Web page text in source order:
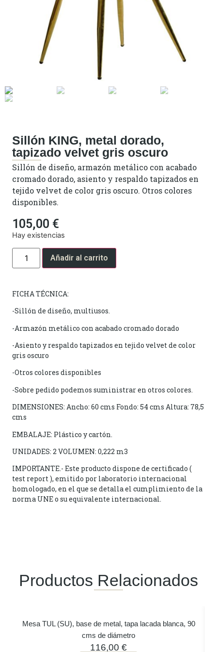
Sillón KING, metal dorado,
tapizado velvet gris oscuro
Sillón de diseño, armazón metálico con acabado
cromado dorado, asiento y respaldo tapizados en
tejido velvet de color gris oscuro. Otros colores
disponibles.
105,00 €
Hay existencias
Añadir al carrito
FICHA TÉCNICA:
-Sillón de diseño, multiusos.
-Armazón metálico con acabado cromado dorado
-Asiento y respaldo tapizados en tejido velvet de color
gris oscuro
-Otros colores disponibles
-Sobre pedido podemos suministrar en otros colores.
DIMENSIONES: Ancho: 60 cms Fondo: 54 cms Altura: 78,5
cms
EMBALAJE: Plástico y cartón.
UNIDADES: 2 VOLUMEN: 0,222 m3
IMPORTANTE.- Este producto dispone de certificado (
test report ), emitido por laboratorio internacional
homologado, en el que se detalla el cumplimiento de la
norma UNE o su equivalente internacional.
Productos Relacionados
Mesa TUL (SU), base de metal, tapa lacada blanca, 90
cms de diámetro
116,00 €